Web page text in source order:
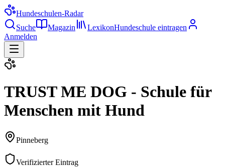
Hundeschulen-Radar
Suche
Magazin LexikonHundeschule eintragen
Anmelden
TRUST ME DOG - Schule für
Menschen mit Hund
Pinneberg
Verifizierter Eintrag